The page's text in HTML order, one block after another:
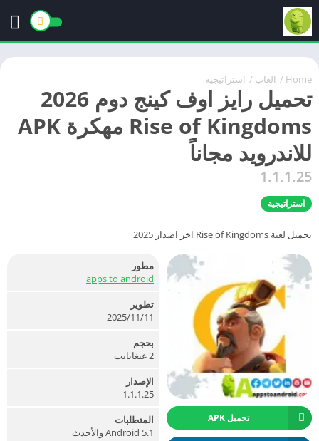
Home
/ العاب / استراتيجية
تحميل رايز اوف كينج دوم 2026
Rise of Kingdoms مهكرة APK
للاندرويد مجاناً
1.1.1.25
استراتيجية
تحميل لعبة Rise of Kingdoms اخر اصدار 2025
تحميل APK
مطور
apps to android
تطوير
11‏/11‏/2025
بحجم
2 غيغابايت
الإصدار
1.1.1.25
المتطلبات
Android 5.1 والأحدث